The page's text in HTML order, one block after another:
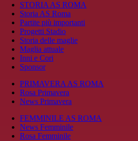
STORIA AS ROMA
Storia AS Roma
Partite più importanti
Progetti Stadio
Storia delle maglie
Maglia attuale
Inni e Cori
Sponsor
PRIMAVERA AS ROMA
Rosa Primavera
News Primavera
FEMMINILE AS ROMA
News Femminile
Rosa Femminile